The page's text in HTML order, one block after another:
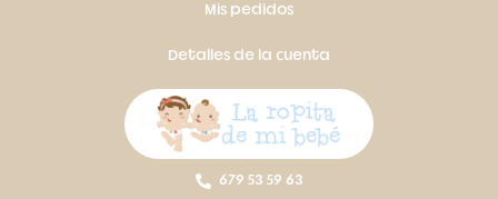
Mis pedidos
Detalles de la cuenta
679 53 59 63